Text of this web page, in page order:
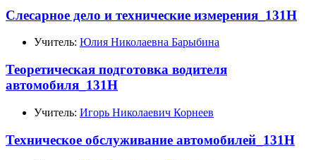
Слесарное дело и технические измерения_131Н
Учитель: Юлия Николаевна Барыбина
Теоретическая подготовка водителя
автомобиля_131Н
Учитель: Игорь Николаевич Корнеев
Техническое обслуживание автомобилей_131Н